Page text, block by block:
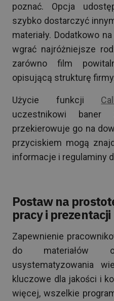
poznać. Opcja
szybko dostarczyć
materiały. Dodatkowo
wgrać najróżniejsze
zarówno film
opisującą strukturę
Użycie funkcji
uczestnikowi
przekierowuje go na
przyciskiem mogą
informacje i regulaminy
Postaw na
pracy i prezentacji
Zapewnienie
do materiałów
usystematyzowania
kluczowe dla jakości i
więcej, wszelkie